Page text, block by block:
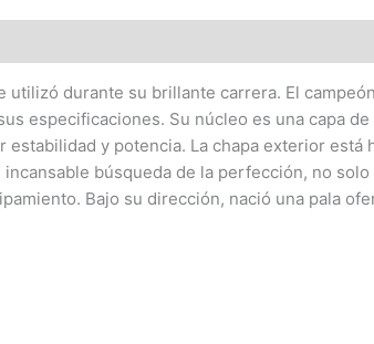
durante su brillante carrera. El
especificaciones. Su núcleo es una capa
y potencia. La chapa exterior está
búsqueda de la perfección, no
Bajo su dirección, nació una pala